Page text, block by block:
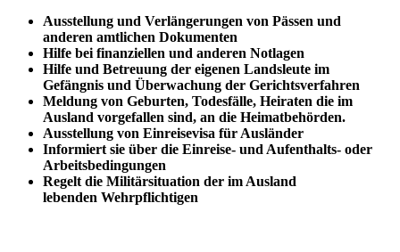
Ausstellung und Verlängerungen von Pässen und
anderen amtlichen Dokumenten
Hilfe bei finanziellen und anderen Notlagen
Hilfe und Betreuung der eigenen Landsleute im
Gefängnis und Überwachung der Gerichtsverfahren
Meldung von Geburten, Todesfälle, Heiraten die im
Ausland vorgefallen sind, an die Heimatbehörden.
Ausstellung von Einreisevisa für Ausländer
Informiert sie über die Einreise- und Aufenthalts- oder
Arbeitsbedingungen
Regelt die Militärsituation der im Ausland
lebenden Wehrpflichtigen